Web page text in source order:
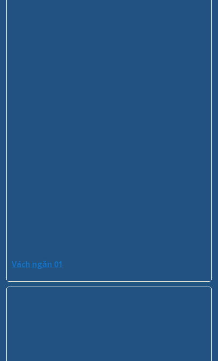
Vách ngăn 01